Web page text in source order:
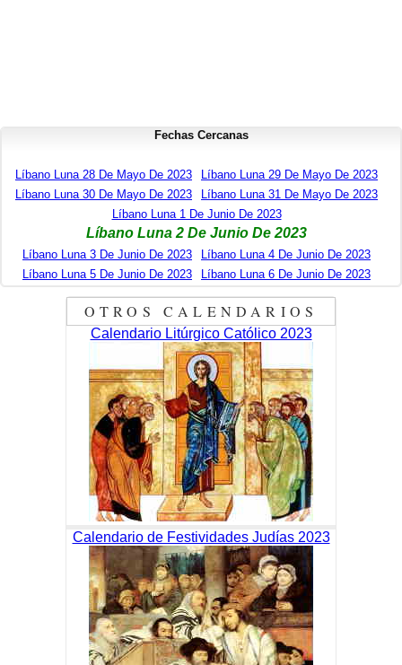
Fechas Cercanas
Líbano Luna 28 De Mayo De 2023
Líbano Luna 29 De Mayo De 2023
Líbano Luna 30 De Mayo De 2023
Líbano Luna 31 De Mayo De 2023
Líbano Luna 1 De Junio De 2023
Líbano Luna 2 De Junio De 2023
Líbano Luna 3 De Junio De 2023
Líbano Luna 4 De Junio De 2023
Líbano Luna 5 De Junio De 2023
Líbano Luna 6 De Junio De 2023
OTROS CALENDARIOS
Calendario Litúrgico Católico 2023
Calendario de Festividades Judías 2023